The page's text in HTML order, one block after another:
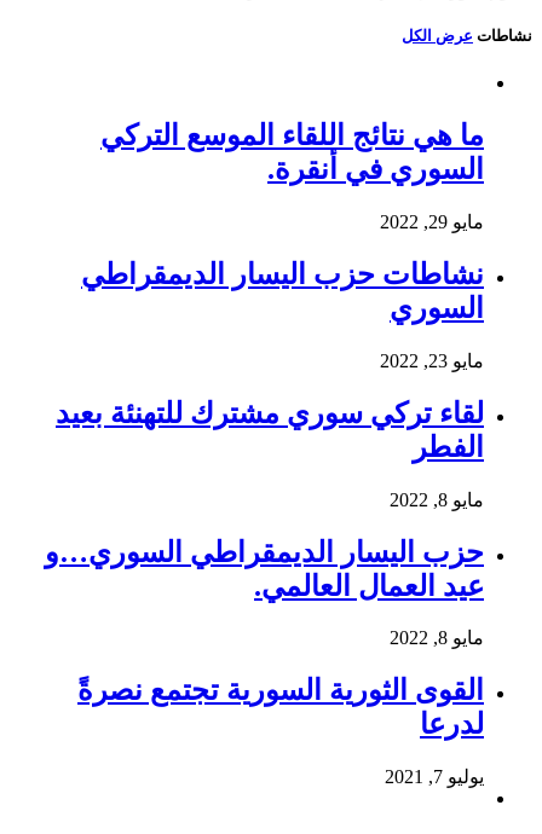
نشاطات عرض الكل
ما هي نتائج اللقاء الموسع التركي
السوري في أنقرة.
مايو 29, 2022
نشاطات حزب اليسار الديمقراطي
السوري
مايو 23, 2022
لقاء تركي سوري مشترك للتهنئة بعيد
الفطر
مايو 8, 2022
حزب اليسار الديمقراطي السوري…و
عيد العمال العالمي.
مايو 8, 2022
القوى الثورية السورية تجتمع نصرةً
لدرعا
يوليو 7, 2021